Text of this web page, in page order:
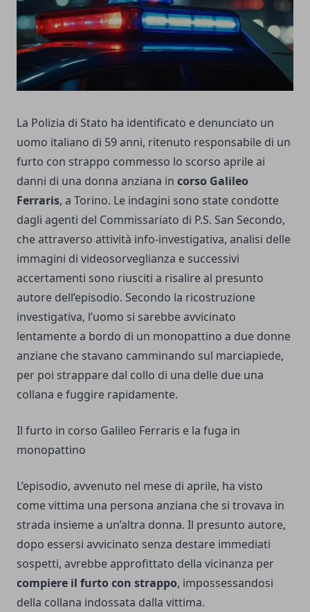
La Polizia di Stato ha identificato e denunciato un
uomo italiano di 59 anni, ritenuto responsabile di un
furto con strappo commesso lo scorso aprile ai
danni di una donna anziana in corso Galileo
Ferraris, a Torino. Le indagini sono state condotte
dagli agenti del Commissariato di P.S. San Secondo,
che attraverso attività info-investigativa, analisi delle
immagini di videosorveglianza e successivi
accertamenti sono riusciti a risalire al presunto
autore dell’episodio. Secondo la ricostruzione
investigativa, l’uomo si sarebbe avvicinato
lentamente a bordo di un monopattino a due donne
anziane che stavano camminando sul marciapiede,
per poi strappare dal collo di una delle due una
collana e fuggire rapidamente.
Il furto in corso Galileo Ferraris e la fuga in
monopattino
L’episodio, avvenuto nel mese di aprile, ha visto
come vittima una persona anziana che si trovava in
strada insieme a un’altra donna. Il presunto autore,
dopo essersi avvicinato senza destare immediati
sospetti, avrebbe approfittato della vicinanza per
compiere il furto con strappo, impossessandosi
della collana indossata dalla vittima.